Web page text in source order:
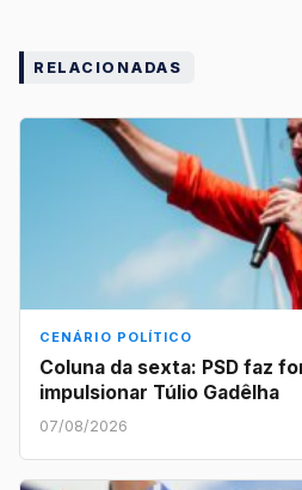
RELACIONADAS
CENÁRIO POLÍTICO
Coluna da sexta: PSD faz
impulsionar Túlio Gadêlha
07/08/2026